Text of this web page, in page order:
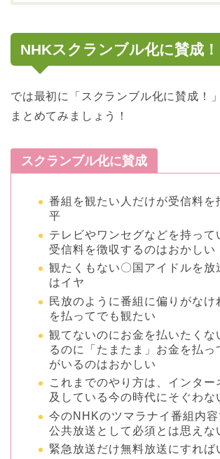
NHKスクランブル化に賛成！
では最初に「スクランブル化に賛成！
まとめてみましょう！
スクランブル化に賛成
番組を観たい人だけが受信料を
平
テレビやワンセグなどを持って
受信料を徴収するのはおかしい
観たくもない〇国アイドルを放
はイヤ
民放のように番組に偏りがなけ
を払ってでも観たい
観てないのにお金を払いたくな
るのに「たまたま」お金を払っ
がいるのはおかしい
これまでのやり方は、インター
及している今の時代にそぐわな
今のNHKのツマラナイ番組内容
公共放送として必須とは思えな
緊急放送だけ無料放送にすれば